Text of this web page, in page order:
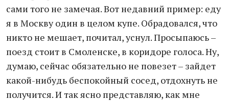
сами того не замечая. Вот недавний пример: еду
я в Москву один в целом купе. Обрадовался, что
никто не мешает, почитал, уснул. Просыпаюсь –
поезд стоит в Смоленске, в коридоре голоса. Ну,
думаю, сейчас обязательно не повезет – зайдет
какой-нибудь беспокойный сосед, отдохнуть не
получится. И так ясно представляю, как мне